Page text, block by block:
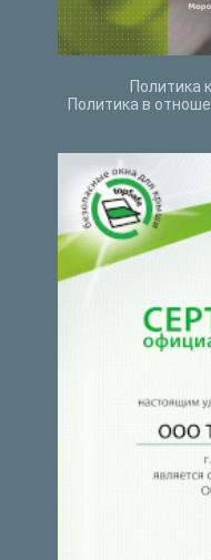
Политика
Политика в